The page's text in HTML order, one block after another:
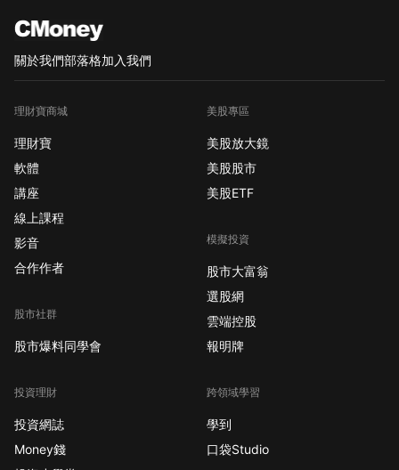
關於我們部落格加入我們
理財寶商城
理財寶
軟體
講座
線上課程
影音
合作作者
股市社群
股市爆料同學會
投資理財
投資網誌
Money錢
美股專區
美股放大鏡
美股股市
美股ETF
模擬投資
股市大富翁
選股網
雲端控股
報明牌
跨領域學習
學到
口袋Studio